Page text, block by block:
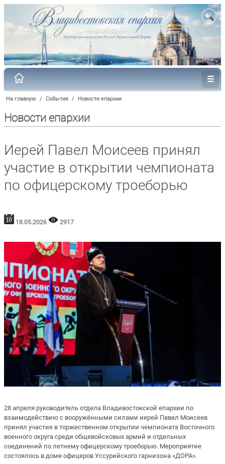
На главную / События / Новости епархии
Новости епархии
Иерей Павел Моисеев принял
участие в открытии чемпионата
по офицерскому троеборью
18.05.2026 2917
28 апреля руководитель отдела Владивостокской епархии по
взаимодействию с вооружёнными силами иерей Павел Моисеев
принял участие в торжественном открытии чемпионата Восточного
военного округа среди общевойсковых армий и отдельных
соединений по летнему офицерскому троеборью. Мероприятие
состоялось в доме офицеров Уссурийского гарнизона «ДОРА».